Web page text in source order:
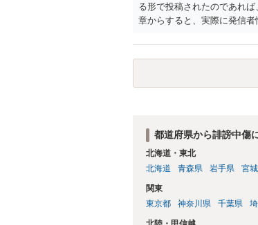
る形で投稿されたのであれ
章からすると、実際に発信
カウントの登録メールに意
スバイケースであり、数万
額から減額することを試み
都道府県から誹謗中傷
北海道・東北
北海道
青森県 岩手県 宮
関東
東京都
神奈川県 千葉県